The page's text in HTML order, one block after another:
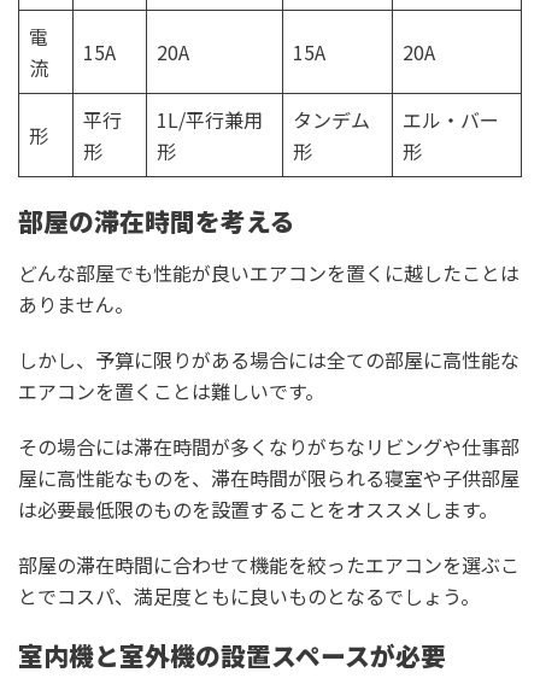
電
流
15A 20A 15A 20A
形
平行
形
1L/平行兼用
形
タンデム
形
エル・バー
形
部屋の滞在時間を考える
どんな部屋でも性能が良いエアコンを置くに越したことは
ありません。
しかし、予算に限りがある場合には全ての部屋に高性能な
エアコンを置くことは難しいです。
その場合には滞在時間が多くなりがちなリビングや仕事部
屋に高性能なものを、滞在時間が限られる寝室や子供部屋
は必要最低限のものを設置することをオススメします。
部屋の滞在時間に合わせて機能を絞ったエアコンを選ぶこ
とでコスパ、満足度ともに良いものとなるでしょう。
室内機と室外機の設置スペースが必要